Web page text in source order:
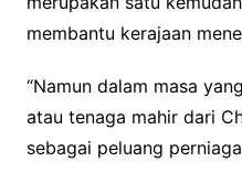
membantu kerajaan
“Namun dalam masa
atau tenaga mahir dari
sebagai peluang